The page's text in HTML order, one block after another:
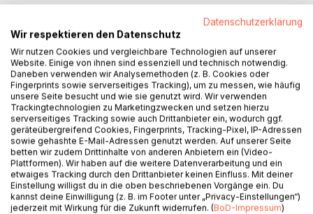
Dieses Buch ist ein Aufbaukurs für Fortgeschrittene, die mit
den Grundlagen von Autodesk® Inventor® 2020 bereits
vertraut sind.
Das Programm verfügt im Baugruppenbereich über ein
Register KONSTRUKTION welches zur Berechnung und
Konstruktion, speziell im Maschinenbau verwendeter
Komponenten dient.
In einem komplexen Übungsbeispiel wird der Leser
theoretische Grundlagen einiger Befehle aus diesem
Register erlernen und anschließend praktisch umsetzen.
Das verwendete Übungsbeispiel baut auf das
Datenschutzerklärung
Wir respektieren den Datenschutz
Wir nutzen Cookies und vergleichbare Technologien auf unserer
Website. Einige von ihnen sind essenziell und technisch notwendig.
Daneben verwenden wir Analysemethoden (z. B. Cookies oder
Fingerprints sowie serverseitiges Tracking), um zu messen, wie häufig
unsere Seite besucht und wie sie genutzt wird. Wir verwenden
Trackingtechnologien zu Marketingzwecken und setzen hierzu
serverseitiges Tracking sowie auch Drittanbieter ein, wodurch ggf.
geräteübergreifend Cookies, Fingerprints, Tracking-Pixel, IP-Adressen
sowie gehashte E-Mail-Adressen genutzt werden. Auf unserer Seite
betten wir zudem Drittinhalte von anderen Anbietern ein (Video-
Plattformen). Wir haben auf die weitere Datenverarbeitung und ein
etwaiges Tracking durch den Drittanbieter keinen Einfluss. Mit deiner
Einstellung willigst du in die oben beschriebenen Vorgänge ein. Du
kannst deine Einwilligung (z. B. im Footer unter „Privacy-Einstellungen“)
jederzeit mit Wirkung für die Zukunft widerrufen. (BoD-Impressum)